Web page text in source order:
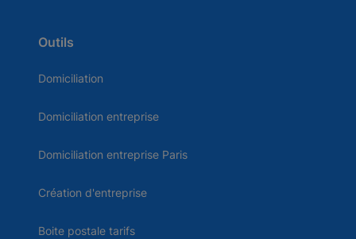
Outils
Domiciliation
Domiciliation entreprise
Domiciliation entreprise Paris
Création d'entreprise
Boite postale tarifs